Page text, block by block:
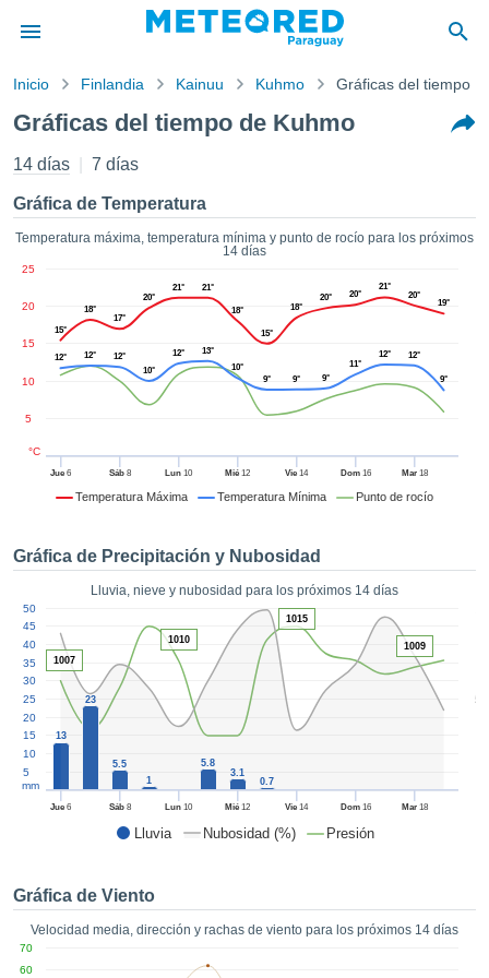
de
ha
por
para
que la
calidad.
a este
y
digital
basada
permite
contenido
sin coste.
botón
a la
la
de todas
ya sean
en
así como
un perfil
para
ACEPTAR
CONTINUAR
CONFIGURACIÓN
Inicio Finlandia Kainuu Kuhmo Gráficas del tiempo
Gráficas del tiempo de Kuhmo
14 días 7 días
Gráfica de Temperatura
Temperatura máxima, temperatura mínima y punto de rocío para los próximos
14 días
Temperatura Máxima Temperatura Mínima Punto de rocío
Jue 6 Sáb8 Lun 10 Mié 12 Vie 14 Dom16 Mar18
5
10
15
20
25
°C
15°
18°
17°
20°
21° 21°
18°
15°
18°
20° 20°
21°
20°
19°
12° 12°
12°
10°
12°
13°
10°
9°
9° 9°
11°
12° 12°
9°
Gráfica de Precipitación y Nubosidad
Lluvia, nieve y nubosidad para los próximos 14 días
Lluvia Nubosidad (%) Presión
50
Jue 6 Sáb8 Lun 10 Mié 12 Vie 14 Dom16 Mar18
5
10
15
20
25
30
35
40
45
50
mm
13
23
5.5
1
5.8
3.1
0.7
1007
1010
1015
1009
Gráfica de Viento
Velocidad media, dirección y rachas de viento para los próximos 14 días
60
70